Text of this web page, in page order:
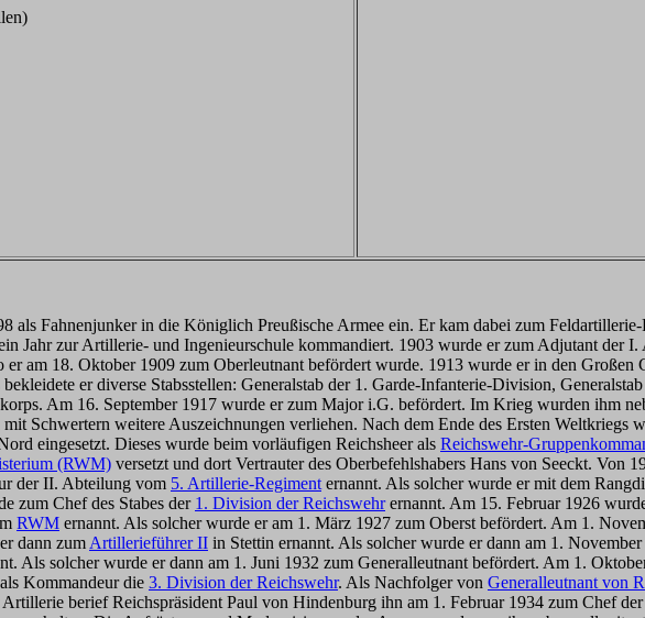
als Fahnenjunker in die Königlich Preußische Armee ein. Er kam dabei zum
Jahr zur Artillerie- und Ingenieurschule kommandiert. 1903 wurde er zum Adjutant der
am 18. Oktober 1909 zum Oberleutnant befördert wurde. 1913 wurde er in den Großen
er diverse Stabsstellen: Generalstab der 1. Garde-Infanterie-Division,
Am 16. September 1917 wurde er zum Major i.G. befördert. Im Krieg wurden ihm
Schwertern weitere Auszeichnungen verliehen. Nach dem Ende des Ersten Weltkriegs
eingesetzt. Dieses wurde beim vorläufigen Reichsheer als Reichswehr-
(RWM) versetzt und dort Vertrauter des Oberbefehlshabers Hans von Seeckt. Von
der II. Abteilung vom 5. Artillerie-Regiment ernannt. Als solcher wurde er mit dem
zum Chef des Stabes der 1. Division der Reichswehrernannt. Am 15. Februar 1926
RWM ernannt. Als solcher wurde er am 1. März 1927 zum Oberst befördert. Am 1.
dann zum Artillerieführer II in Stettin ernannt. Als solcher wurde er dann am 1.
Als solcher wurde er dann am 1. Juni 1932 zum Generalleutnant befördert. Am 1.
Kommandeur die 3. Division der Reichswehr. Als Nachfolger von Generalleutnant von
berief Reichspräsident Paul von Hindenburg ihn am 1. Februar 1934 zum Chef